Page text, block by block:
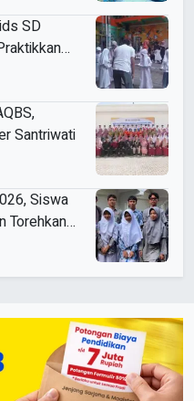
SD
Santriwati
Siswa
Torehkan